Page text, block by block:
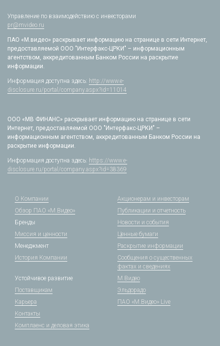
Управление по взаимодействию с инвесторами
pr@mvideo.ru
ПАО «М.видео» раскрывает информацию на странице в сети Интернет,
предоставляемой ООО "Интерфакс-ЦРКИ" – информационным
агентством, аккредитованным Банком России на раскрытие
информации.
Информация доступна здесь: http://www.e-
disclosure.ru/portal/company.aspx?id=11014
ООО «МВ ФИНАНС» раскрывает информацию на странице в сети
Интернет, предоставляемой ООО "Интерфакс-ЦРКИ" –
информационным агентством, аккредитованным Банком России на
раскрытие информации.
Информация доступна здесь: https://www.e-
disclosure.ru/portal/company.aspx?id=38369
О Компании
Обзор ПАО «М.Видео»
Бренды
Миссия и ценности
Менеджмент
История Компании
Акционерам и инвесторам
Публикации и отчетность
Новости и события
Ценные бумаги
Раскрытие информации
Сообщения о существенных
фактах и сведениях
Устойчивое развитие
Поставщикам
Карьера
Контакты
Комплаенс и деловая этика
М.Видео
Эльдорадо
ПАО «М.Видео» Live